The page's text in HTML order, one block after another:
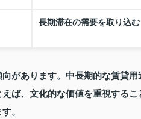
長期滞在の需要を取り込む
があります。中長期的な賃貸
ば、文化的な価値を重視する
。